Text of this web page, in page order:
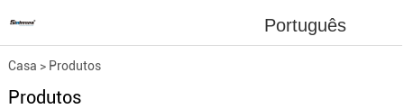
Português
Casa > Produtos
Produtos